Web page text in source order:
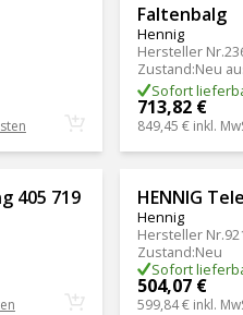
Faltenbalg
Hennig
Hersteller Nr.
Zustand:Neu
Sofort
713,82 €
849,45 € inkl.
405 719 HENNIG
Hennig
Hersteller Nr.
Zustand:Neu
Sofort
504,07 €
599,84 € inkl.